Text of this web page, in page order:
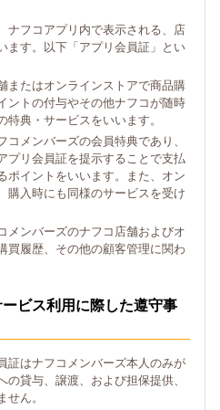
ナフコアプリ内で表示される、店
ます。以下「アプリ会員証」とい
またはオンラインストアで商品購
ントの付与やその他ナフコが随時
典・サービスをいいます。
コメンバーズの会員特典であり、
プリ会員証を提示することで支払
ポイントをいいます。また、オン
購入時にも同様のサービスを受け
メンバーズのナフコ店舗およびオ
買履歴、その他の顧客管理に関わ
ビス利用に際した遵守事
証はナフコメンバーズ本人のみが
貸与、譲渡、および担保提供、
ん。